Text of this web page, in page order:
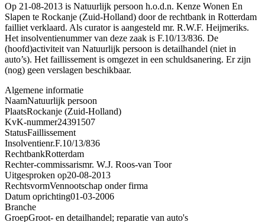
Op 21-08-2013 is Natuurlijk persoon h.o.d.n. Kenze Wonen En
Slapen te Rockanje (Zuid-Holland) door de rechtbank in Rotterdam
failliet verklaard. Als curator is aangesteld mr. R.W.F. Heijmeriks.
Het insolventienummer van deze zaak is F.10/13/836. De
(hoofd)activiteit van Natuurlijk persoon is detailhandel (niet in
auto’s). Het faillissement is omgezet in een schuldsanering. Er zijn
(nog) geen verslagen beschikbaar.
Algemene informatie
NaamNatuurlijk persoon
PlaatsRockanje (Zuid-Holland)
KvK-nummer24391507
StatusFaillissement
Insolventienr.F.10/13/836
RechtbankRotterdam
Rechter-commissarismr. W.J. Roos-van Toor
Uitgesproken op20-08-2013
RechtsvormVennootschap onder firma
Datum oprichting01-03-2006
Branche
GroepGroot- en detailhandel; reparatie van auto's